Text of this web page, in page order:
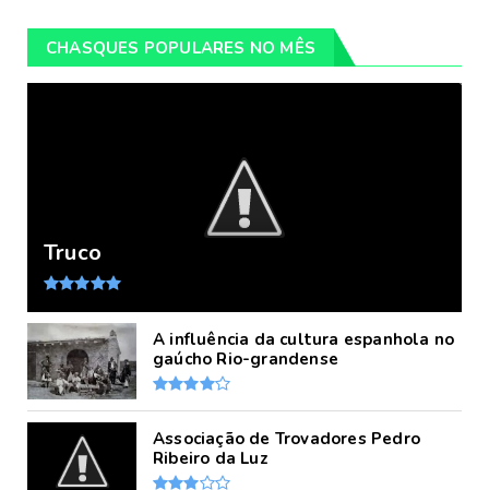
CHASQUES POPULARES NO MÊS
Truco
A influência da cultura espanhola no
gaúcho Rio-grandense
Associação de Trovadores Pedro
Ribeiro da Luz